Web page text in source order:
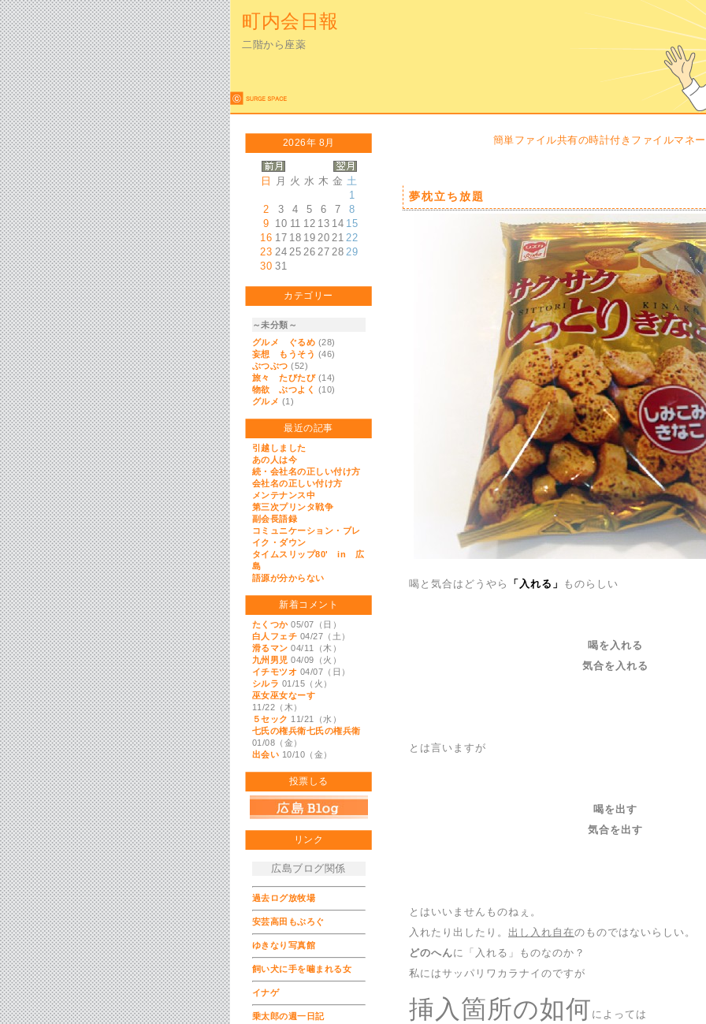
町内会日報
二階から座薬
2026年 8月
日 月 火 水 木 金 土
1
2
3 4 5 6 7
8
9 10 11 12 13 14 15
16 17 18 19 20 21 22
23 24 25 26 27 28 29
30 31
カテゴリー
～未分類～
グルメ ぐるめ (28)
妄想 もうそう (46)
ぶつぶつ (52)
旅々 たびたび (14)
物欲 ぶつよく (10)
グルメ (1)
最近の記事
引越しました
あの人は今
続・会社名の正しい付け方
会社名の正しい付け方
メンテナンス中
第三次プリンタ戦争
副会長語録
コミュニケーション・ブレ
イク・ダウン
タイムスリップ80' in 広
島
語源が分からない
新着コメント
たくつか05/07（日）
白人フェチ 04/27（土）
滑るマン 04/11（木）
九州男児 04/09（火）
イチモツオ 04/07（日）
シルラ 01/15（火）
巫女巫女なーす
11/22（木）
５セック 11/21（水）
七氏の権兵衛七氏の権兵衛
01/08（金）
出会い 10/10（金）
投票しる
リンク
広島ブログ関係
過去ログ放牧場
安芸高田もぶろぐ
ゆきなり写真館
飼い犬に手を噛まれる女
イナゲ
乗太郎の週一日記
簡単ファイル共有の時計付きファイルマネ
夢枕立ち放題
喝と気合はどうやら 「入れる」 ものらしい
喝を入れる
気合を入れる
とは言いますが
喝を出す
気合を出す
とはいいませんものねぇ。
入れたり出したり。 出し入れ自在のものではないらしい。
どのへんに「入れる」ものなのか？
私にはサッパリワカラナイのですが
挿入箇所の如何 によっては